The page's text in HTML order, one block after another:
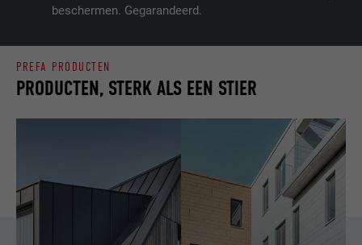
beschermen. Gegarandeerd.
PRODUCTEN, STERK ALS EEN STIER
PREFA PRODUCTEN